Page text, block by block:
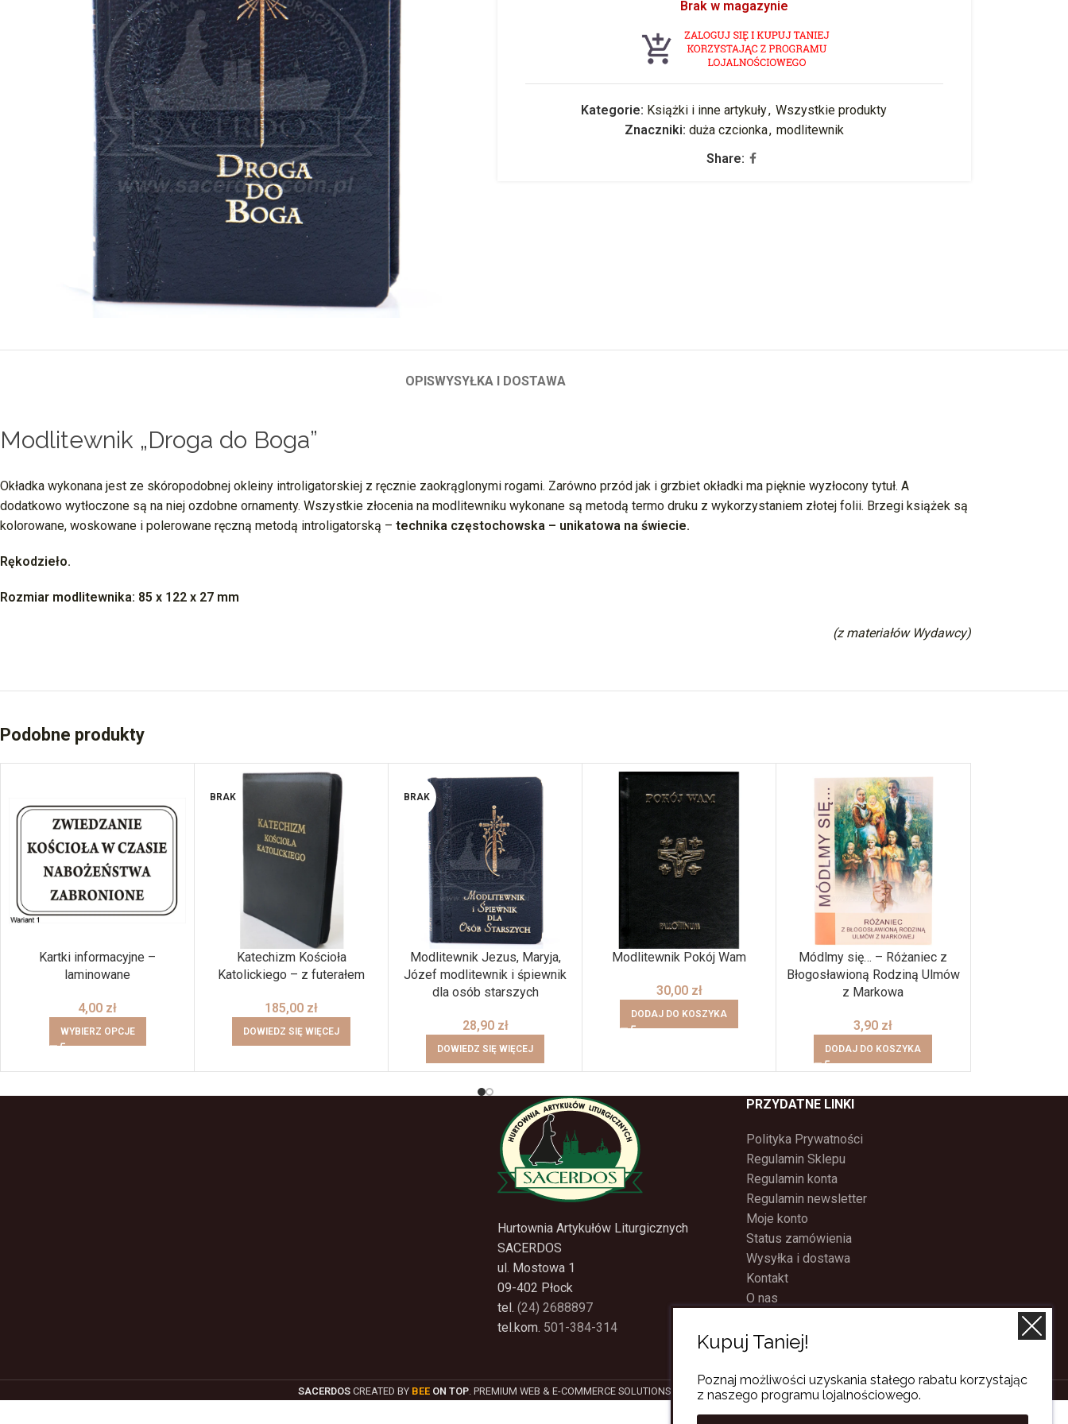
Brak w magazynie
Kategorie: Książki i inne artykuły, Wszystkie produkty
Znaczniki: duża czcionka, modlitewnik
Share:
OPISWYSYŁKA I DOSTAWA
Modlitewnik „Droga do Boga”
Okładka wykonana jest ze skóropodobnej okleiny introligatorskiej z ręcznie zaokrąglonymi rogami. Zarówno przód jak i grzbiet okładki ma pięknie wyzłocony tytuł. A
dodatkowo wytłoczone są na niej ozdobne ornamenty. Wszystkie złocenia na modlitewniku wykonane są metodą termo druku z wykorzystaniem złotej folii. Brzegi książek są
kolorowane, woskowane i polerowane ręczną metodą introligatorską – technika częstochowska – unikatowa na świecie.
Rękodzieło.
Rozmiar modlitewnika: 85 x 122 x 27 mm
(z materiałów Wydawcy)
Podobne produkty
Kartki informacyjne –
laminowane
4,00 zł
WYBIERZ OPCJE
BRAK
Katechizm Kościoła
Katolickiego – z futerałem
185,00 zł
DOWIEDZ SIĘ WIĘCEJ
BRAK
Modlitewnik Jezus, Maryja,
Józef modlitewnik i śpiewnik
dla osób starszych
28,90 zł
DOWIEDZ SIĘ WIĘCEJ
Modlitewnik Pokój Wam
30,00 zł
DODAJ DO KOSZYKA
Módlmy się… – Różaniec z
Błogosławioną Rodziną Ulmów
z Markowa
3,90 zł
DODAJ DO KOSZYKA
Hurtownia Artykułów Liturgicznych
SACERDOS
ul. Mostowa 1
09-402 Płock
tel. (24) 2688897
tel.kom. 501-384-314
PRZYDATNE LINKI
Polityka Prywatności
Regulamin Sklepu
Regulamin konta
Regulamin newsletter
Moje konto
Status zamówienia
Wysyłka i dostawa
Kontakt
O nas
SACERDOS CREATED BY BEE ON TOP . PREMIUM WEB & E-COMMERCE SOLUTIONS.
Kupuj Taniej!
Poznaj możliwości uzyskania stałego rabatu korzystając
z naszego programu lojalnościowego.